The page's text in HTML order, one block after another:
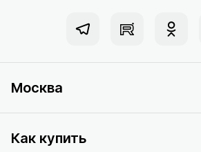
Москва
Как купить